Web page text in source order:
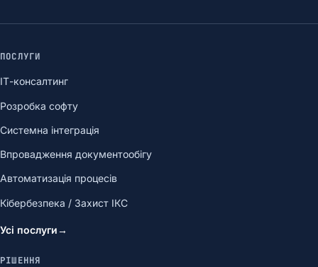
ПОСЛУГИ
ІТ-консалтинг
Розробка софту
Системна інтеграція
Впровадження документообігу
Автоматизація процесів
Кібербезпека / Захист ІКС
Усі послуги→
РІШЕННЯ